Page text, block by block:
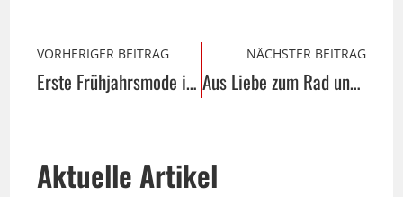
VORHERIGER BEITRAG
Erste Frühjahrsmode in Sicht …
NÄCHSTER BEITRAG
Aus Liebe zum Rad und zu den Menschen
Aktuelle Artikel